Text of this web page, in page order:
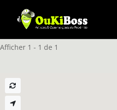
Afficher 1 - 1 de 1